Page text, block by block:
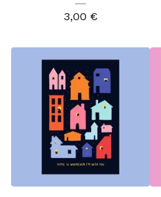
3,00 €